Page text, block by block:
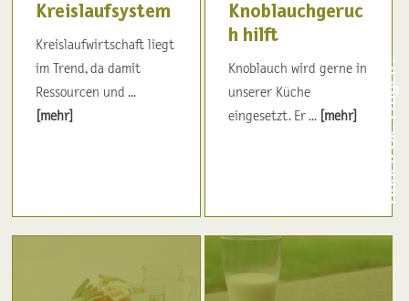
Kreislaufsystem
Kreislaufwirtschaft liegt
im Trend, da damit
Ressourcen und ...
[mehr]
Knoblauchgeruc
h hilft
Knoblauch wird gerne in
unserer Küche
eingesetzt. Er ... [mehr]